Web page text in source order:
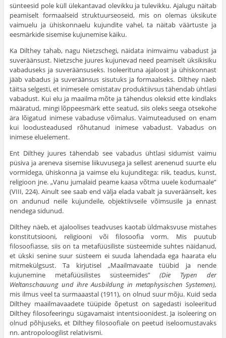
sünteesid pole küll ülekantavad olevikku ja tulevikku. Ajalugu näitab
peamiselt formaalseid struktuurseoseid, mis on olemas üksikute
vaimuelu ja ühiskonnaelu kujundite vahel, ta näitab väärtuste ja
eesmärkide sisemise kujunemise käiku.
Ka Dilthey tahab, nagu Nietzschegi, näidata inimvaimu vabadust ja
suveräänsust. Nietzsche juures kujunevad need peamiselt üksikisiku
vabaduseks ja suveräänsuseks. Isoleerituna ajaloost ja ühiskonnast
jääb vabadus ja suveräänsus sisutuks ja formaalseks. Dilthey näeb
täitsa selgesti, et inimesele omistatav produktiivsus tähendab ühtlasi
vabadust. Kui elu ja maailma mõte ja tähendus oleksid ette kindlaks
määratud, mingi lõppeesmärk ette seatud, siis oleks seega otsekohe
ära lõigatud inimese vabaduse võimalus. Vaimuteadused on enam
kui loodusteadused rõhutanud inimese vabadust. Vabadus on
inimese eluelement.
Ent Dilthey juures tähendab see vabadus ühtlasi sidumist vaimu
püsiva ja areneva sisemise liikuvusega ja sellest arenenud suurte elu
vormidega, ühiskonna ja vaimse elu kujunditega: riik, teadus, kunst,
religioon jne. „Vanu jumalaid peame kaasa võtma uuele kodumaale”
(VIII, 224). Ainult see saab end välja elada vabalt ja suveräänselt, kes
on andunud neile kujundeile, objektiivseile võimsusile ja ennast
nendega sidunud.
Dilthey näeb, et ajaloolises teadvuses kaotab üldmaksvuse mistahes
konstitutsiooni, religiooni või filosoofia vorm. Mis puutub
filosoofiasse, siis on ta metafüüsiliste süsteemide suhtes näidanud,
et ükski senine suur süsteem ei suuda lahendada ega haarata elu
mitmekülgsust. Ta kirjutisel „Maailmavaate tüübid ja nende
kujunemine metafüüsilistes süsteemides”(Die Typen der
Weltanschauung und ihre Ausbildung in metaphysischen Systemen),
mis ilmus veel ta surmaaastal (1911), on olnud suur mõju. Kuid seda
Dilthey maailmavaadete tüüpide õpetust on sagedasti isoleeritud
Dilthey filosofeeringu sügavamaist intentsioonidest. Ja isoleering on
olnud põhjuseks, et Dilthey filosoofiale on peetud iseloomustavaks
nn. antropoloogilist relativismi.